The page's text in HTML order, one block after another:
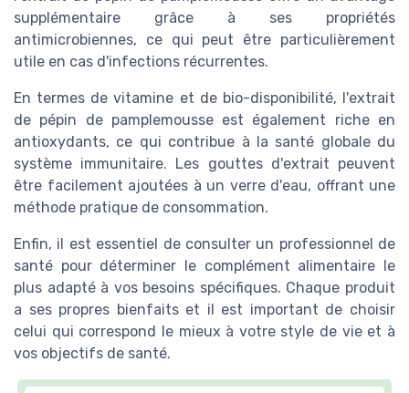
supplémentaire grâce à ses propriétés
antimicrobiennes, ce qui peut être particulièrement
utile en cas d'infections récurrentes.
En termes de vitamine et de bio-disponibilité, l'extrait
de pépin de pamplemousse est également riche en
antioxydants, ce qui contribue à la santé globale du
système immunitaire. Les gouttes d'extrait peuvent
être facilement ajoutées à un verre d'eau, offrant une
méthode pratique de consommation.
Enfin, il est essentiel de consulter un professionnel de
santé pour déterminer le complément alimentaire le
plus adapté à vos besoins spécifiques. Chaque produit
a ses propres bienfaits et il est important de choisir
celui qui correspond le mieux à votre style de vie et à
vos objectifs de santé.